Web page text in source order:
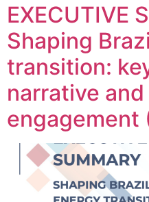
EXECUTIVE
Shaping
transition:
narrative